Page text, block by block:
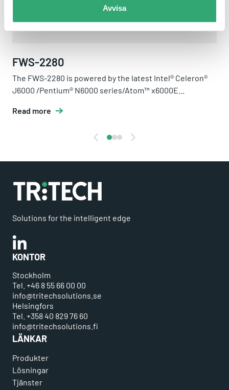
Avvisa
FWS-2280
The FWS-2280 is powered by the latest Intel® Celeron®
J6000 /Pentium® N6000 series/Atom™ x6000E...
Read more
Solutions for the intelligent edge
Linkedin
KONTOR
Stockholm
Tel. +46 8 55 66 00 00
info@tritechsolutions.se
Helsingfors
Tel. +358 40 829 76 60
info@tritechsolutions.fi
LÄNKAR
Produkter
Lösningar
Tjänster